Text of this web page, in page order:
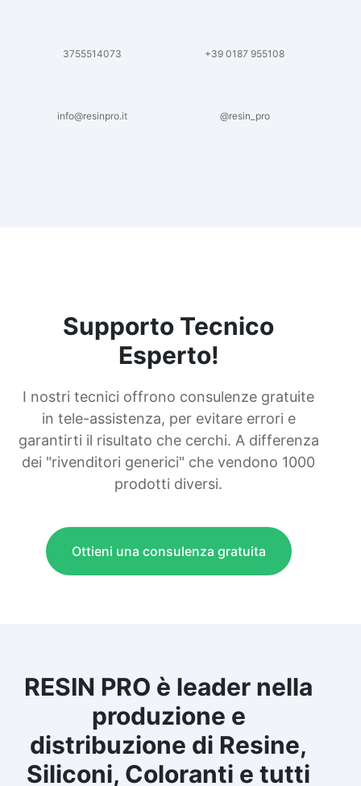
3755514073 +39 0187 955108
info@resinpro.it @resin_pro
Supporto Tecnico
Esperto!
I nostri tecnici offrono consulenze gratuite
in tele-assistenza, per evitare errori e
garantirti il risultato che cerchi. A differenza
dei "rivenditori generici" che vendono 1000
prodotti diversi.
Ottieni una consulenza gratuita
RESIN PRO è leader nella
produzione e
distribuzione di Resine,
Siliconi, Coloranti e tutti